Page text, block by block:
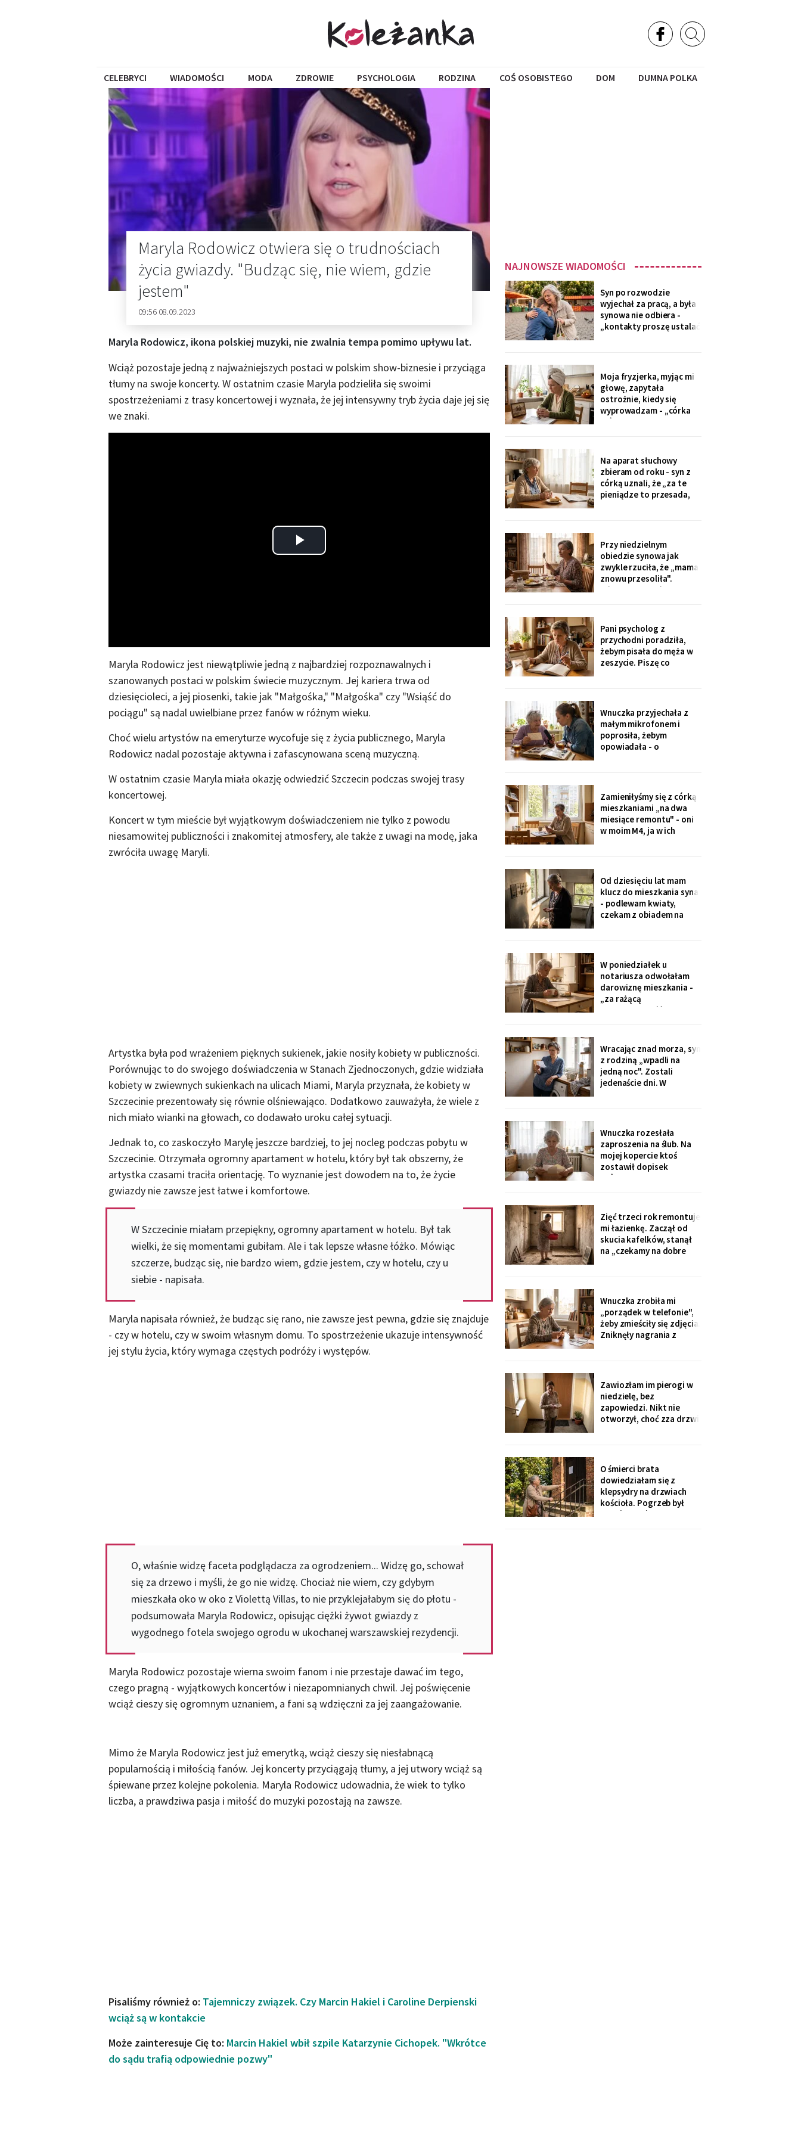
CELEBRYCI WIADOMOŚCI MODA ZDROWIE PSYCHOLOGIA RODZINA COŚ OSOBISTEGO DOM DUMNA POLKA
Maryla Rodowicz otwiera się o trudnościach
życia gwiazdy. "Budząc się, nie wiem, gdzie
jestem"
09:56 08.09.2023
Maryla Rodowicz, ikona polskiej muzyki, nie zwalnia tempa pomimo upływu lat.
Wciąż pozostaje jedną z najważniejszych postaci w polskim show-biznesie i przyciąga
tłumy na swoje koncerty. W ostatnim czasie Maryla podzieliła się swoimi
spostrzeżeniami z trasy koncertowej i wyznała, że jej intensywny tryb życia daje jej się
we znaki.
Play
Maryla Rodowicz jest niewątpliwie jedną z najbardziej rozpoznawalnych i
szanowanych postaci w polskim świecie muzycznym. Jej kariera trwa od
dziesięcioleci, a jej piosenki, takie jak "Małgośka," "Małgośka" czy "Wsiąść do
pociągu" są nadal uwielbiane przez fanów w różnym wieku.
Choć wielu artystów na emeryturze wycofuje się z życia publicznego, Maryla
Rodowicz nadal pozostaje aktywna i zafascynowana sceną muzyczną.
W ostatnim czasie Maryla miała okazję odwiedzić Szczecin podczas swojej trasy
koncertowej.
Koncert w tym mieście był wyjątkowym doświadczeniem nie tylko z powodu
niesamowitej publiczności i znakomitej atmosfery, ale także z uwagi na modę, jaka
zwróciła uwagę Maryli.
Artystka była pod wrażeniem pięknych sukienek, jakie nosiły kobiety w publiczności.
Porównując to do swojego doświadczenia w Stanach Zjednoczonych, gdzie widziała
kobiety w zwiewnych sukienkach na ulicach Miami, Maryla przyznała, że kobiety w
Szczecinie prezentowały się równie olśniewająco. Dodatkowo zauważyła, że wiele z
nich miało wianki na głowach, co dodawało uroku całej sytuacji.
Jednak to, co zaskoczyło Marylę jeszcze bardziej, to jej nocleg podczas pobytu w
Szczecinie. Otrzymała ogromny apartament w hotelu, który był tak obszerny, że
artystka czasami traciła orientację. To wyznanie jest dowodem na to, że życie
gwiazdy nie zawsze jest łatwe i komfortowe.
W Szczecinie miałam przepiękny, ogromny apartament w hotelu. Był tak
wielki, że się momentami gubiłam. Ale i tak lepsze własne łóżko. Mówiąc
szczerze, budząc się, nie bardzo wiem, gdzie jestem, czy w hotelu, czy u
siebie - napisała.
Maryla napisała również, że budząc się rano, nie zawsze jest pewna, gdzie się znajduje
- czy w hotelu, czy w swoim własnym domu. To spostrzeżenie ukazuje intensywność
jej stylu życia, który wymaga częstych podróży i występów.
O, właśnie widzę faceta podglądacza za ogrodzeniem... Widzę go, schował
się za drzewo i myśli, że go nie widzę. Chociaż nie wiem, czy gdybym
mieszkała oko w oko z Violettą Villas, to nie przyklejałabym się do płotu -
podsumowała Maryla Rodowicz, opisując ciężki żywot gwiazdy z
wygodnego fotela swojego ogrodu w ukochanej warszawskiej rezydencji.
Maryla Rodowicz pozostaje wierna swoim fanom i nie przestaje dawać im tego,
czego pragną - wyjątkowych koncertów i niezapomnianych chwil. Jej poświęcenie
wciąż cieszy się ogromnym uznaniem, a fani są wdzięczni za jej zaangażowanie.
Mimo że Maryla Rodowicz jest już emerytką, wciąż cieszy się niesłabnącą
popularnością i miłością fanów. Jej koncerty przyciągają tłumy, a jej utwory wciąż są
śpiewane przez kolejne pokolenia. Maryla Rodowicz udowadnia, że wiek to tylko
liczba, a prawdziwa pasja i miłość do muzyki pozostają na zawsze.
Pisaliśmy również o: Tajemniczy związek. Czy Marcin Hakiel i Caroline Derpienski
wciąż są w kontakcie
Może zainteresuje Cię to: Marcin Hakiel wbił szpile Katarzynie Cichopek. "Wkrótce
do sądu trafią odpowiednie pozwy"
NAJNOWSZE WIADOMOŚCI
Syn po rozwodzie
wyjechał za pracą, a była
synowa nie odbiera -
„kontakty proszę ustalać
na rynku młodszy mnie
zobaczył, wyrwał jej się z
ręki i przybiegł. Zdążyłam
tylko przytulić.
Moja fryzjerka, myjąc mi
głowę, zapytała
ostrożnie, kiedy się
wyprowadzam - „córka
mówiła u nas w salonie,
czegoś mniejszego".
Niczego nie szukam. Nic
nie sprzedaję.
Na aparat słuchowy
zbieram od roku - syn z
córką uznali, że „za te
pieniądze to przesada,
swobodnie, bo mama i
tak nie słyszy. Słyszę
więcej, niż myślą. W
niedzielę usłyszałam, co
planują z moim
Przy niedzielnym
obiedzie synowa jak
zwykle rzuciła, że „mama
znowu przesoliła".
Ośmioletni Staś odłożył
nie mówi, że mama coś
zrobiła źle". Zrobiło się
bardzo cicho.
Pani psycholog z
przychodni poradziła,
żebym pisała do męża w
zeszycie. Piszę co
sąsiadowi, który zawsze
mi pomaga - a nie synowi,
który nie przyjechał ani
do szpitala, ani na
rocznicę
Wnuczka przyjechała z
małym mikrofonem i
poprosiła, żebym
opowiadała - o
niedziele. Powiedziała,
że chce, żeby jej dzieci
kiedyś usłyszały mój głos.
Zamieniłyśmy się z córką
mieszkaniami „na dwa
miesiące remontu" - oni
w moim M4, ja w ich
widziałam na zdjęciach u
wnuczki. Córka mówi:
„Mamo, przecież stąd
masz bliżej do
przychodni".
Od dziesięciu lat mam
klucz do mieszkania syna
- podlewam kwiaty,
czekam z obiadem na
na karty. Karty dostali
wszyscy, nawet mama
synowej. Ja mam dzwonić
domofonem.
W poniedziałek u
notariusza odwołałam
darowiznę mieszkania -
„za rażącą
niewdzięczność", tak to
poleconego. Pani
notariusz spytała, czy na
pewno. Jestem pewna od
Wigilii, odkąd jem
świąteczną kolację w
Wracając znad morza, syn
z rodziną „wpadli na
jedną noc". Zostali
jedenaście dni. W
wrzuciłam nasze rzeczy,
odbierzemy wyprane w
środę. Buziaki".
Wnuczka rozesłała
zaproszenia na ślub. Na
mojej kopercie ktoś
zostawił dopisek
ołówkiem, chyba nie dla
przy cioci Loli, daleko od
mikrofonu, bo lubi
gadać".
Zięć trzeci rok remontuje
mi łazienkę. Zaczął od
skucia kafelków, stanął
na „czekamy na dobre
wszystkim, jak dba o
teściową. W piątek kupił
sobie quada.
Wnuczka zrobiła mi
„porządek w telefonie",
żeby zmieściły się zdjęcia.
Zniknęły nagrania z
mąż jeszcze mówi.
„Babciu, zajmowały
najwięcej miejsca". Córka
dodała, żebym „nie robiła
afery, przecież mam
Zawiozłam im pierogi w
niedzielę, bez
zapowiedzi. Nikt nie
otworzył, choć zza drzwi
telefon: „Ten nowy
dzwonek pokazuje na
komórce, kto stoi. Mama
wtedy mówi: cicho,
poczekamy, aż babcia
O śmierci brata
dowiedziałam się z
klepsydry na drzwiach
kościoła. Pogrzeb był
dzień wcześniej, nikt z